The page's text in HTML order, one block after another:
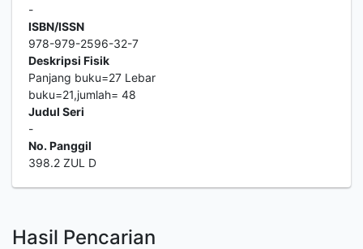
-
ISBN/ISSN
978-979-2596-32-7
Deskripsi Fisik
Panjang buku=27 Lebar
buku=21,jumlah= 48
Judul Seri
-
No. Panggil
398.2 ZUL D
Hasil Pencarian